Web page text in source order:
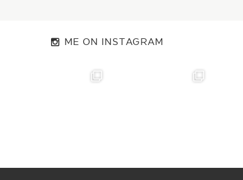
ME ON INSTAGRAM